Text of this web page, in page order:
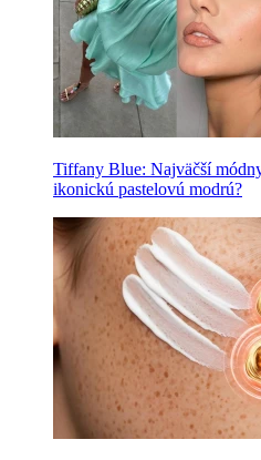
Tiffany Blue: Najväčší
ikonickú pastelovú modrú?